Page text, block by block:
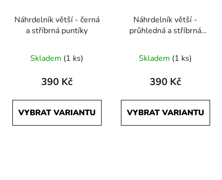
Náhrdelník větší - černá
a stříbrná puntíky
Skladem (1 ks)
390 Kč
VYBRAT VARIANTU
Náhrdelník větší -
průhledná a stříbrná
Skladem (1 ks)
390 Kč
VYBRAT VARIANTU